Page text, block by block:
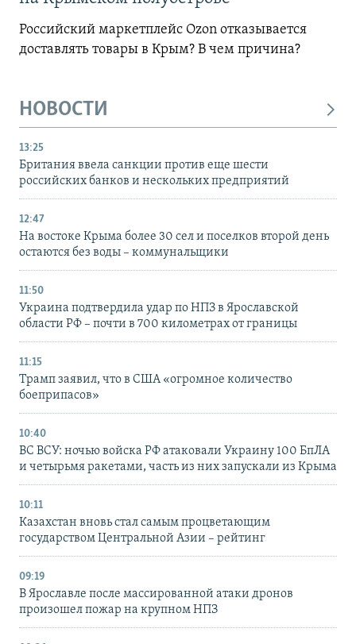
Российский маркетплейс Ozon отказывается
доставлять товары в Крым? В чем причина?
НОВОСТИ
13:25
Британия ввела санкции против еще шести
российских банков и нескольких предприятий
12:47
На востоке Крыма более 30 сел и поселков второй день
остаются без воды – коммунальщики
11:50
Украина подтвердила удар по НПЗ в Ярославской
области РФ – почти в 700 километрах от границы
11:15
Трамп заявил, что в США «огромное количество
боеприпасов»
10:40
ВС ВСУ: ночью войска РФ атаковали Украину 100 БпЛА
и четырьмя ракетами, часть из них запускали из Крыма
10:11
Казахстан вновь стал самым процветающим
государством Центральной Азии – рейтинг
09:19
В Ярославле после массированной атаки дронов
произошел пожар на крупном НПЗ